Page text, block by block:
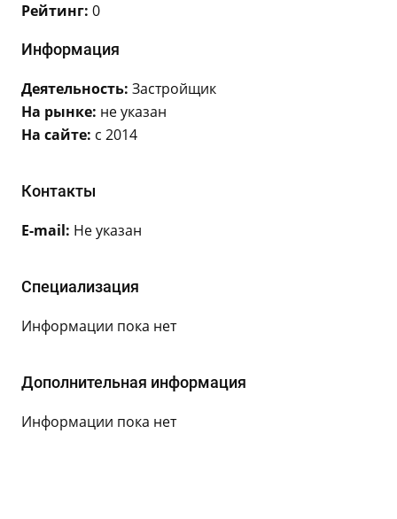
Рейтинг: 0
Информация
Деятельность: Застройщик
На рынке: не указан
На сайте: с 2014
Контакты
E-mail: Не указан
Специализация
Информации пока нет
Дополнительная информация
Информации пока нет